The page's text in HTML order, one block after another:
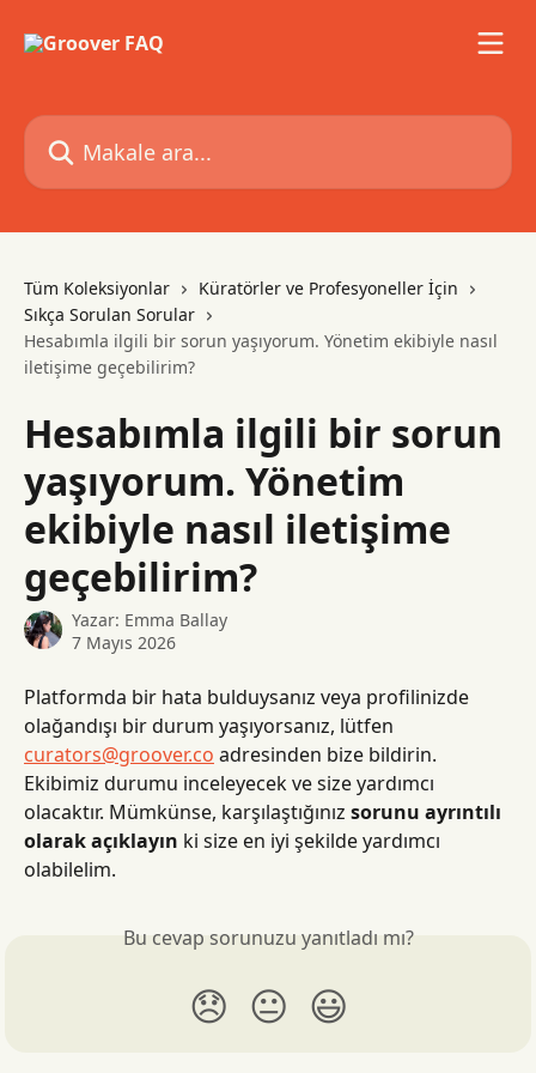
Makale ara...
Tüm Koleksiyonlar
Küratörler ve Profesyoneller İçin
Sıkça Sorulan Sorular
Hesabımla ilgili bir sorun yaşıyorum. Yönetim ekibiyle nasıl
iletişime geçebilirim?
Hesabımla ilgili bir sorun
yaşıyorum. Yönetim
ekibiyle nasıl iletişime
geçebilirim?
Yazar: Emma Ballay
7 Mayıs 2026
Platformda bir hata bulduysanız veya profilinizde
olağandışı bir durum yaşıyorsanız, lütfen
curators@groover.co adresinden bize bildirin.
Ekibimiz durumu inceleyecek ve size yardımcı
olacaktır. Mümkünse, karşılaştığınız sorunu ayrıntılı
olarak açıklayın ki size en iyi şekilde yardımcı
olabilelim.
Bu cevap sorunuzu yanıtladı mı?
😞 😐 😃